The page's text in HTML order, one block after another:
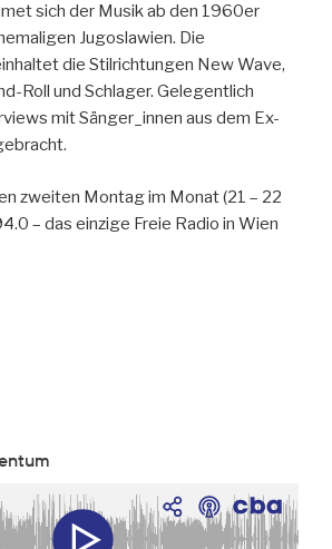
sich der Musik ab den 1960er
Jugoslawien. Die
die Stilrichtungen New Wave,
Roll und Schlager. Gelegentlich
mit Sänger_innen aus dem Ex-
zweiten Montag im Monat (21 – 22
– das einzige Freie Radio in Wien